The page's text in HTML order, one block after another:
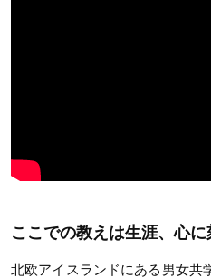
ここでの教えは生涯、心に
北欧アイスランドにある男女共